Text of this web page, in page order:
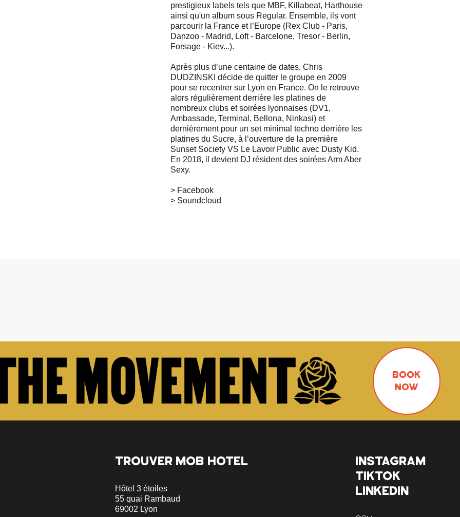
prestigieux labels tels que MBF, Killabeat, Harthouse
ainsi qu'un album sous Regular. Ensemble, ils vont
parcourir la France et l’Europe (Rex Club - Paris,
Danzoo - Madrid, Loft - Barcelone, Tresor - Berlin,
Forsage - Kiev...).
Après plus d’une centaine de dates, Chris
DUDZINSKI décide de quitter le groupe en 2009
pour se recentrer sur Lyon en France. On le retrouve
alors régulièrement derrière les platines de
nombreux clubs et soirées lyonnaises (DV1,
Ambassade, Terminal, Bellona, Ninkasi) et
dernièrement pour un set minimal techno derrière les
platines du Sucre, à l’ouverture de la première
Sunset Society VS Le Lavoir Public avec Dusty Kid.
En 2018, il devient DJ résident des soirées Arm Aber
Sexy.
> Facebook
> Soundcloud
BOOK
NOW
TROUVER MOB HOTEL
Hôtel 3 étoiles
55 quai Rambaud
69002 Lyon
INSTAGRAM
TIKTOK
LINKEDIN